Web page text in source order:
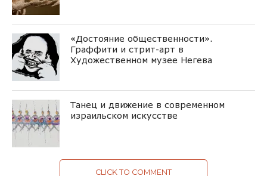
«Достояние общественности».
Граффити и стрит-арт в
Художественном музее Негева
Танец и движение в современном
израильском искусстве
CLICK TO COMMENT